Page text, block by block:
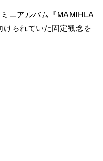
ニアルバム『MAMIHLA
けられていた固定観念を